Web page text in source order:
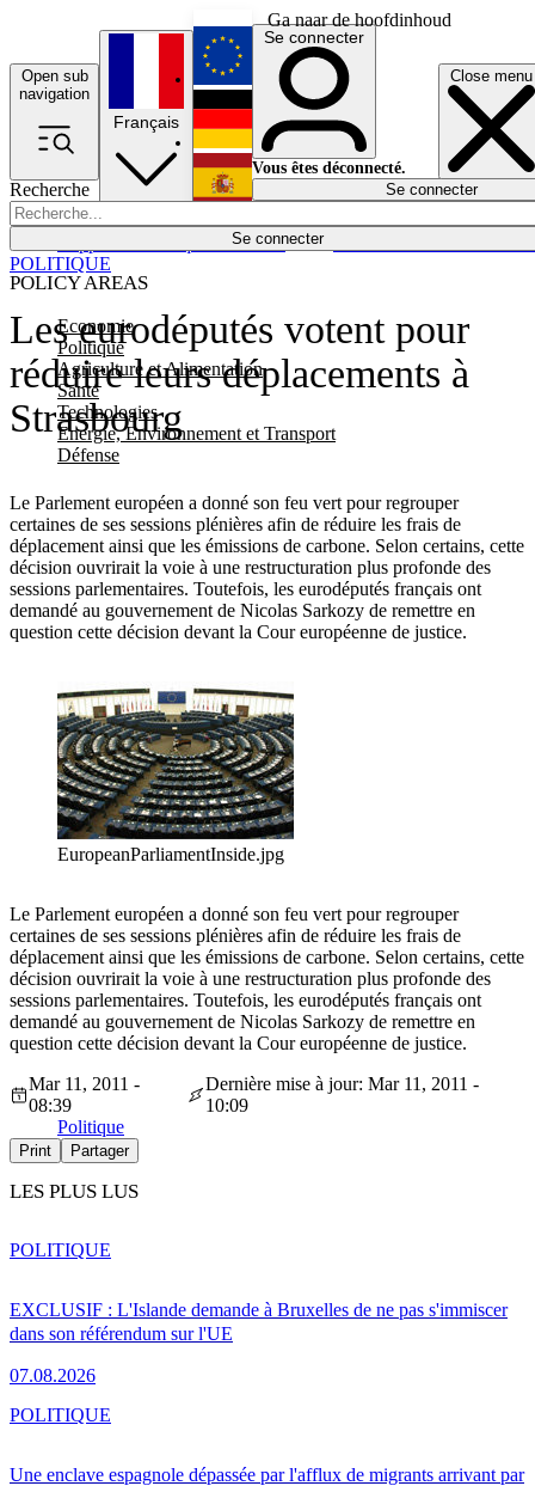
Ga naar de hoofdinhoud
Open sub
navigation
Close menu
Recherche
Se connecter
POLICY AREAS
Economie
Politique
Agriculture et Alimentation
Santé
Technologies
Energie, Environnement et Transport
Défense
Économie
Français
English
Deutsch
Español
Se connecter
Vous êtes déconnecté.
Se connecter
Les eurodéputés votent pour
réduire leurs déplacements à
Strasbourg
Le Parlement européen a donné son feu vert pour regrouper
certaines de ses sessions plénières afin de réduire les frais de
déplacement ainsi que les émissions de carbone. Selon certains, cette
décision ouvrirait la voie à une restructuration plus profonde des
sessions parlementaires. Toutefois, les eurodéputés français ont
demandé au gouvernement de Nicolas Sarkozy de remettre en
question cette décision devant la Cour européenne de justice.
POLITIQUE
EuropeanParliamentInside.jpg
Le Parlement européen a donné son feu vert pour regrouper
certaines de ses sessions plénières afin de réduire les frais de
déplacement ainsi que les émissions de carbone. Selon certains, cette
décision ouvrirait la voie à une restructuration plus profonde des
sessions parlementaires. Toutefois, les eurodéputés français ont
demandé au gouvernement de Nicolas Sarkozy de remettre en
question cette décision devant la Cour européenne de justice.
Mar 11, 2011 -
08:39
Dernière mise à jour: Mar 11, 2011 -
10:09
Politique
Print Partager
LES PLUS LUS
EXCLUSIF : L'Islande demande à Bruxelles de ne pas s'immiscer
dans son référendum sur l'UE
07.08.2026
POLITIQUE
Une enclave espagnole dépassée par l'afflux de migrants arrivant par
POLITIQUE